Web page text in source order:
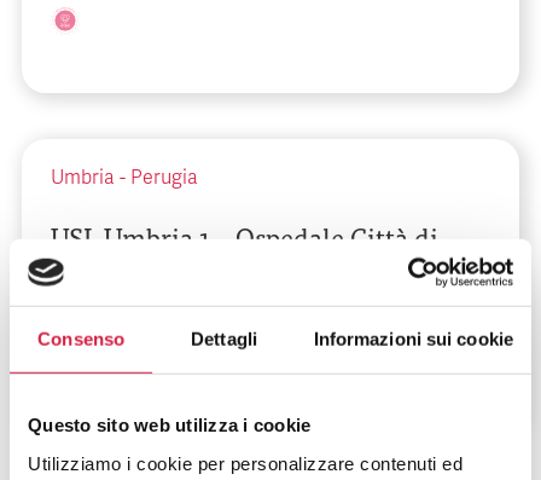
Consenso Dettagli Informazioni sui cookie
Questo sito web utilizza i cookie
Utilizziamo i cookie per personalizzare contenuti ed
Umbria - Perugia
USL Umbria 1 – Ospedale Città di
Castello